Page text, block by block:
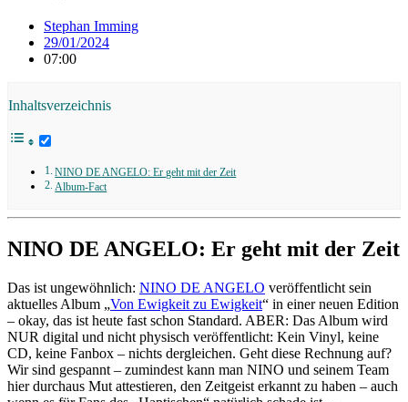
Stephan Imming
29/01/2024
07:00
Inhaltsverzeichnis
NINO DE ANGELO: Er geht mit der Zeit
Album-Fact
NINO DE ANGELO: Er geht mit der Zeit
Das ist ungewöhnlich: NINO DE ANGELO veröffentlicht sein
aktuelles Album „Von Ewigkeit zu Ewigkeit“ in einer neuen Edition
– okay, das ist heute fast schon Standard. ABER: Das Album wird
NUR digital und nicht physisch veröffentlicht: Kein Vinyl, keine
CD, keine Fanbox – nichts dergleichen. Geht diese Rechnung auf?
Wir sind gespannt – zumindest kann man NINO und seinem Team
hier durchaus Mut attestieren, den Zeitgeist erkannt zu haben – auch